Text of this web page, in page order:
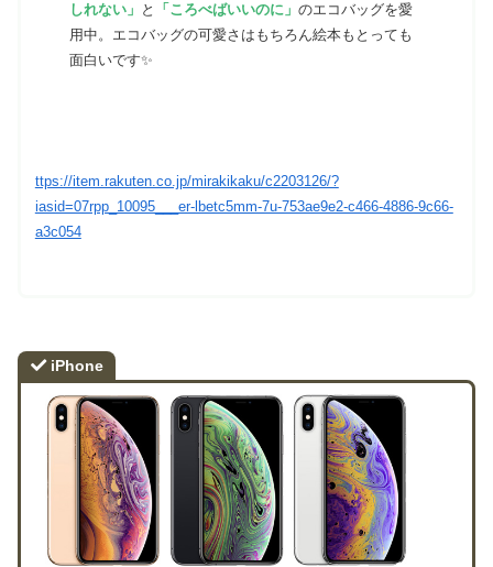
しれない」 と 「ころべばいいのに」 のエコバッグを愛
用中。エコバッグの可愛さはもちろん絵本もとっても
面白いです✨
ttps://item.rakuten.co.jp/mirakikaku/c2203126/?
iasid=07rpp_10095___er-lbetc5mm-7u-753ae9e2-c466-4886-9c66-
a3c054
iPhone